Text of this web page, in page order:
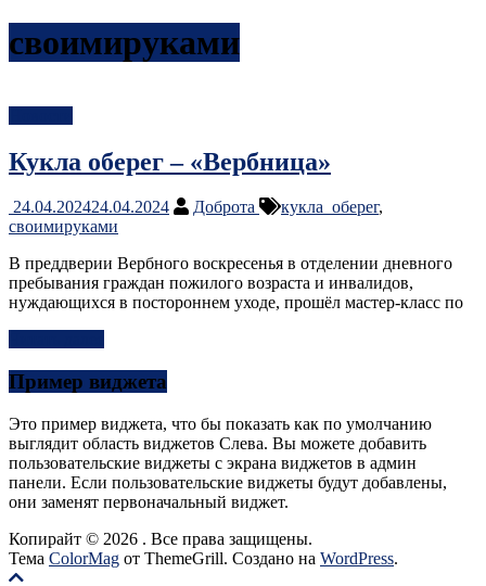
своимируками
Кукла оберег – «Вербница»
24.04.202424.04.2024 Доброта кукла_оберег,
своимируками
В преддверии Вербного воскресенья в отделении дневного
пребывания граждан пожилого возраста и инвалидов,
нуждающихся в постороннем уходе, прошёл мастер-класс по
Пример виджета
Это пример виджета, что бы показать как по умолчанию
выглядит область виджетов Слева. Вы можете добавить
пользовательские виджеты с экрана виджетов в админ
панели. Если пользовательские виджеты будут добавлены,
они заменят первоначальный виджет.
Копирайт © 2026 . Все права защищены.
Тема ColorMag от ThemeGrill. Создано на WordPress.